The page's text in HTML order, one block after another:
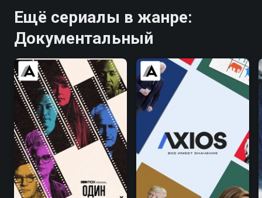
Ещё сериалы в жанре:
Документальный